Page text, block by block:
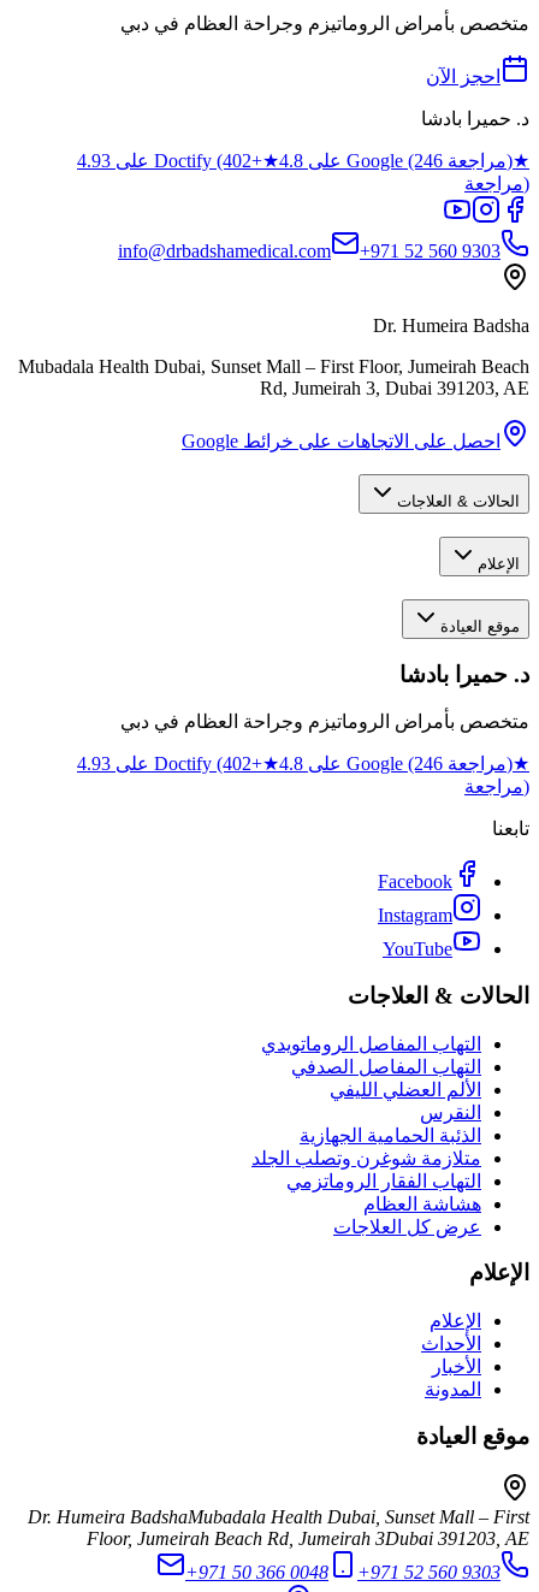
متخصص بأمراض الروماتيزم وجراحة العظام في دبي
احجز الآن
د. حميرا بادشا
★4.8 على Google (246 مراجعة) ★
4.93 على Doctify (402+
مراجعة)
+971 52 560 9303
info@drbadshamedical.com
Dr. Humeira Badsha
Mubadala Health Dubai, Sunset Mall – First Floor, Jumeirah Beach
Rd, Jumeirah 3, Dubai 391203, AE
احصل على الاتجاهات على خرائط Google
الحالات & العلاجات
الإعلام
موقع العيادة
د. حميرا بادشا
متخصص بأمراض الروماتيزم وجراحة العظام في دبي
★4.8 على Google (246 مراجعة) ★
4.93 على Doctify (402+
مراجعة)
تابعنا
Facebook
Instagram
YouTube
الحالات & العلاجات
التهاب المفاصل الروماتويدي
التهاب المفاصل الصدفي
الألم العضلي الليفي
النقرس
الذئبة الحمامية الجهازية
متلازمة شوغرن وتصلب الجلد
التهاب الفقار الروماتزمي
هشاشة العظام
عرض كل العلاجات
الإعلام
الإعلام
الأحداث
الأخبار
المدونة
موقع العيادة
Dr. Humeira BadshaMubadala Health Dubai, Sunset Mall – First
Floor, Jumeirah Beach Rd, Jumeirah 3Dubai 391203 AE
+971 52 560 9303
+971 50 366 0048